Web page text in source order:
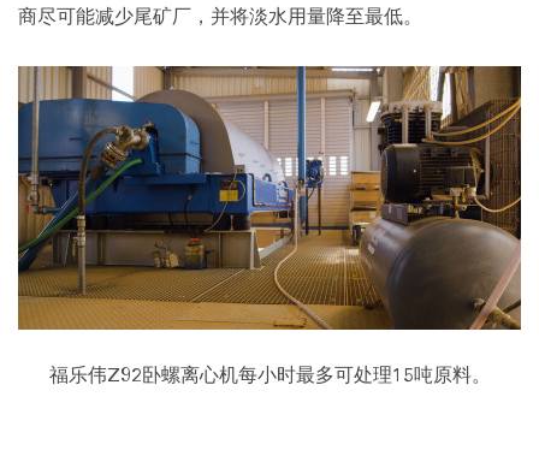
商尽可能减少尾矿厂，并将淡水用量降至最低。
福乐伟Z92卧螺离心机每小时最多可处理15吨原料。